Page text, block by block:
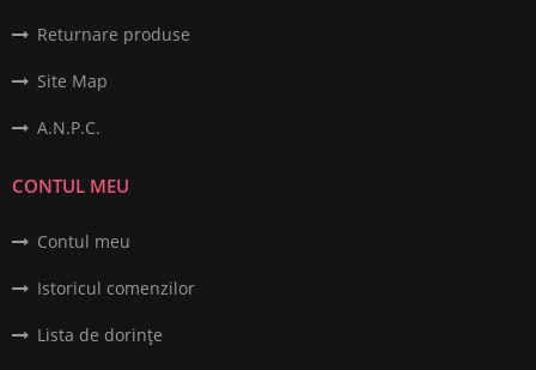
Returnare produse
Site Map
A.N.P.C.
CONTUL MEU
Contul meu
Istoricul comenzilor
Lista de dorințe